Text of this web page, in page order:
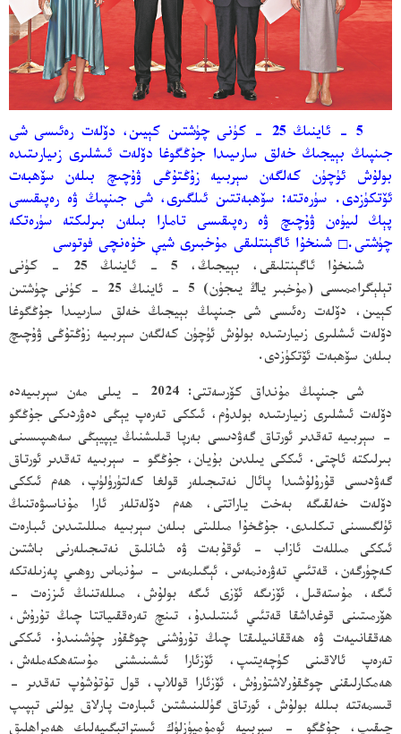
5 - ئاينىڭ 25 - كۈنى چۈشتىن كېيىن، دۆلەت رەئىسى شى
جىنپىڭ بېيجىڭ خەلق سارىيىدا جۇڭگوغا دۆلەت ئىشلىرى زىيارىتىدە
بولۇش ئۈچۈن كەلگەن سېربىيە زۇڭتۇڭى ۋۇچىچ بىلەن سۆھبەت
ئۆتكۈزدى. سۈرەتتە: سۆھبەتتىن ئىلگىرى، شى جىنپىڭ ۋە رەپىقىسى
پېڭ لىيۈەن ۋۇچىچ ۋە رەپىقىسى تامارا بىلەن بىرلىكتە سۈرەتكە
چۈشتى.□ شىنخۇا ئاگېنتلىقى مۇخبىرى شيې خۇەنچى فوتوسى
شىنخۇا ئاگېنتلىقى، بېيجىڭ، 5 - ئاينىڭ 25 - كۈنى
تېلېگراممىسى (مۇخبىر ياڭ يىجۈن
) 5 - ئاينىڭ 25 - كۈنى چۈشتىن
كېيىن، دۆلەت رەئىسى شى جىنپىڭ بېيجىڭ خەلق سارىيىدا جۇڭگوغا
دۆلەت ئىشلىرى زىيارىتىدە بولۇش ئۈچۈن كەلگەن سېربىيە زۇڭتۇڭى ۋۇچىچ
بىلەن سۆھبەت ئۆتكۈزدى.
شى جىنپىڭ مۇنداق كۆرسەتتى: 2024 - يىلى مەن سېربىيەدە
دۆلەت ئىشلىرى زىيارىتىدە بولدۇم، ئىككى تەرەپ يېڭى دەۋردىكى جۇڭگو
- سېربىيە تەقدىر ئورتاق گەۋدىسى بەرپا قىلىشنىڭ يېپيېڭى سەھىپىسىنى
بىرلىكتە ئاچتى. ئىككى يىلدىن بۇيان، جۇڭگو - سېربىيە تەقدىر ئورتاق
گەۋدىسى قۇرۇلۇشىدا پائال نەتىجىلەر قولغا كەلتۈرۈلۈپ، ھەم ئىككى
دۆلەت خەلقىگە بەخت ياراتتى، ھەم دۆلەتلەر ئارا مۇناسىۋەتنىڭ
ئۈلگىسىنى تىكلىدى. جۇڭخۇا مىللىتى بىلەن سېربىيە مىللىتىدىن ئىبارەت
ئىككى مىللەت ئازاب - ئوقۇبەت ۋە شانلىق نەتىجىلەرنى باشتىن
كەچۈرگەن، قەتئىي تەۋرەنمەس، ئېگىلمەس - سۇنماس روھىي پەزىلەتكە
ئىگە، مۇستەقىل، ئۆزىگە ئۆزى ئىگە بولۇش، مىللەتنىڭ ئىززەت -
ھۆرمىتىنى قوغداشقا قەتئىي ئىنتىلىدۇ، تىنچ تەرەققىياتتا چىڭ تۇرۇش،
ھەققانىيەت ۋە ھەققانىيلىقتا چىڭ تۇرۇشنى چوڭقۇر چۈشىنىدۇ. ئىككى
تەرەپ ئالاقىنى كۈچەيتىپ، ئۆزئارا ئىشىنىشنى مۇستەھكەملەش،
ھەمكارلىقنى چوڭقۇرلاشتۇرۇش، ئۆزئارا قوللاپ، قول تۇتۇشۇپ تەقدىر -
قىسمەتتە بىللە بولۇش، ئورتاق گۈللىنىشتىن ئىبارەت پارلاق يولنى تېپىپ